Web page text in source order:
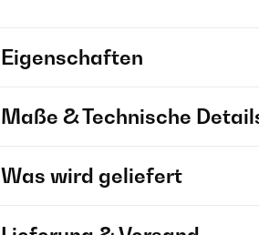
Eigenschaften
Maße & Technische
Was wird geliefert